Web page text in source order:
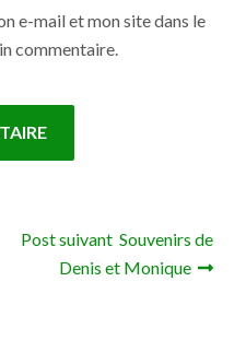
e-mail et mon site dans le
commentaire.
l’article
Post suivant Souvenirs de
Denis et Monique